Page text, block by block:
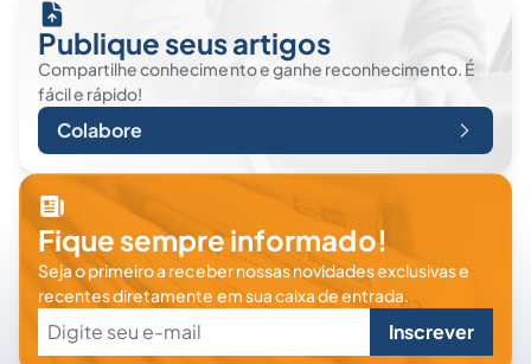
Publique seus artigos
Compartilhe conhecimento e ganhe reconhecimento. É
fácil e rápido!
Colabore
Fique sempre informado!
Seja o primeiro a receber nossas novidades exclusivas e
recentes diretamente em sua caixa de entrada.
Inscrever